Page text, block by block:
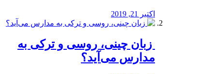
اکتبر 21, 2019
️ زبان چینی، روسی و ترکی به
مدارس می‌آید؟